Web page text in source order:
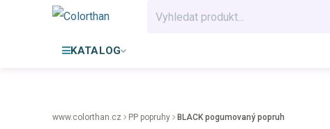
KATALOG
www.colorthan.cz PP popruhy BLACK pogumovaný popruh